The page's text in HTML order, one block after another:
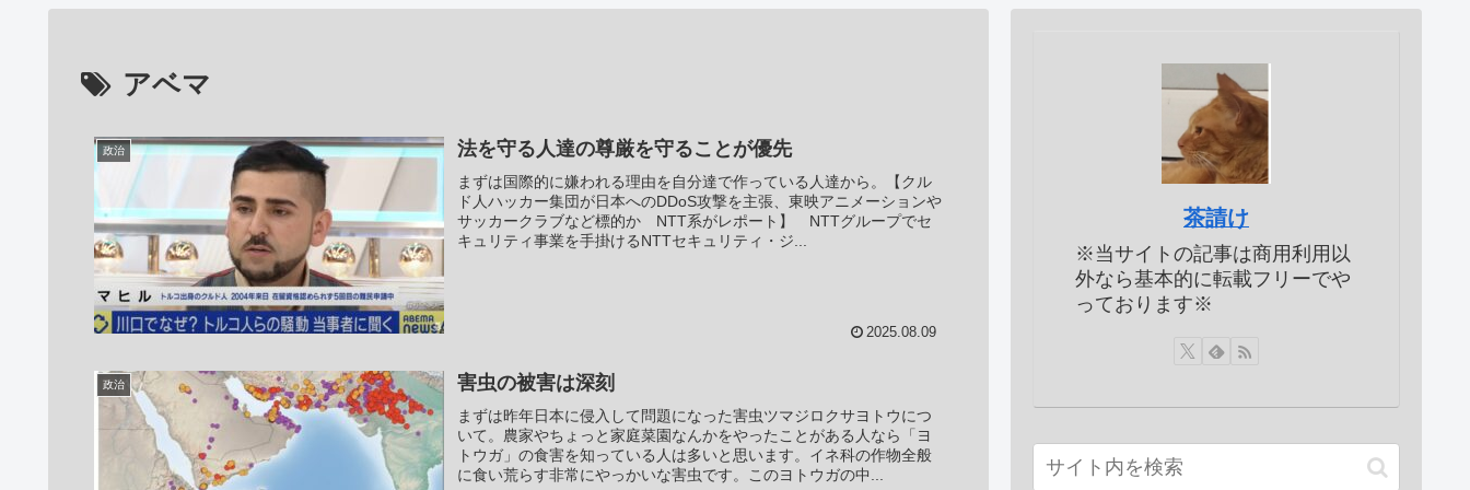
アベマ
政治 法を守る人達の尊厳を守ることが優先
まずは国際的に嫌われる理由を自分達で作っている人達から。【クル
ド人ハッカー集団が日本へのDDoS攻撃を主張、東映アニメーションや
サッカークラブなど標的か NTT系がレポート】 NTTグループでセ
キュリティ事業を手掛けるNTTセキュリティ・ジ...
2025.08.09
政治 害虫の被害は深刻
まずは昨年日本に侵入して問題になった害虫ツマジロクサヨトウにつ
いて。農家やちょっと家庭菜園なんかをやったことがある人なら「ヨ
トウガ」の食害を知っている人は多いと思います。イネ科の作物全般
に食い荒らす非常にやっかいな害虫です。このヨトウガの中...
茶請け
※当サイトの記事は商用利用以
外なら基本的に転載フリーでや
っております※